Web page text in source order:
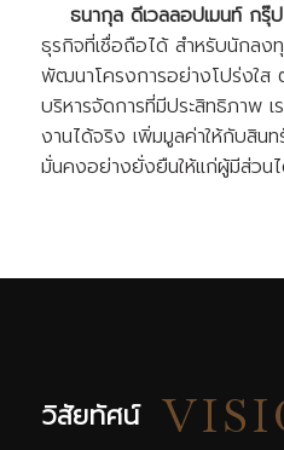
ธนากุล ดีเวลลอปเมนท์ กรุ๊ป
ธุรกิจที่เชื่อถือได้ สำหรับนักลง
พัฒนาโครงการอย่างโปร่งใส
บริหารจัดการที่มีประสิทธิภาพ เ
งานได้จริง เพิ่มมูลค่าให้กับสิน
มั่นคงอย่างยั่งยืนให้แก่ผู้มีส่วน
วิสัยทัศน์